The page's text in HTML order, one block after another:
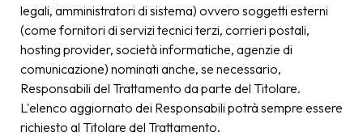
legali, amministratori di sistema) ovvero soggetti esterni
(come fornitori di servizi tecnici terzi, corrieri postali,
hosting provider, società informatiche, agenzie di
comunicazione) nominati anche, se necessario,
Responsabili del Trattamento da parte del Titolare.
L'elenco aggiornato dei Responsabili potrà sempre essere
richiesto al Titolare del Trattamento.